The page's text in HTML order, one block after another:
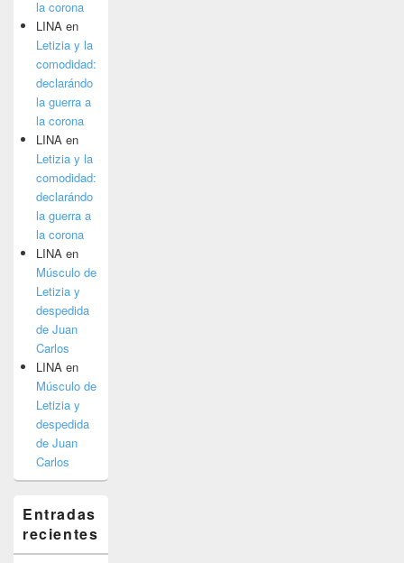
la corona
LINA en
Letizia y la
comodidad:
declarándo
la guerra a
la corona
LINA en
Letizia y la
comodidad:
declarándo
la guerra a
la corona
LINA en
Músculo de
Letizia y
despedida
de Juan
Carlos
LINA en
Músculo de
Letizia y
despedida
de Juan
Carlos
Entradas
recientes